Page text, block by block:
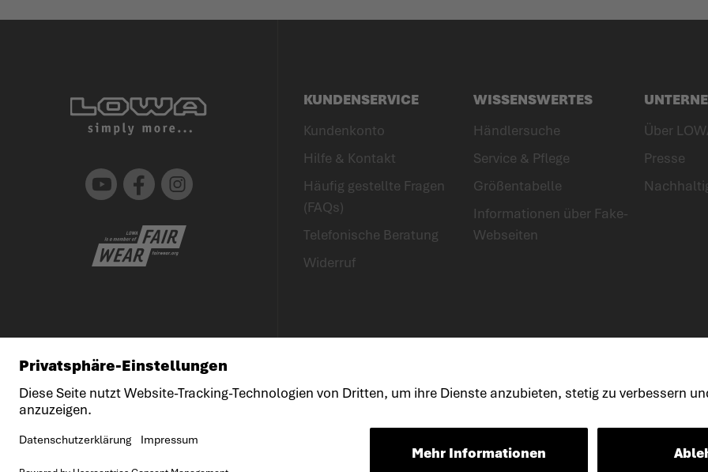
Youtube Facebook Instagram
KUNDENSERVICE
Kundenkonto
Hilfe & Kontakt
Häufig gestellte Fragen
(FAQs)
Telefonische Beratung
Widerruf
WISSENSWERTES
Händlersuche
Service & Pflege
Größentabelle
Informationen über Fake-
Webseiten
Über
Presse
Cookies Allgemeine Geschäftsbedingungen Erklärung